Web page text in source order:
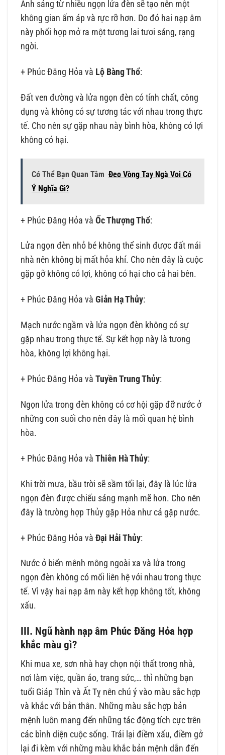
Ánh sáng từ nhiều ngọn lửa đèn sẽ tạo nên một
không gian ấm áp và rực rỡ hơn. Do đó hai nạp âm
này phối hợp mở ra một tương lai tươi sáng, rạng
ngời.
+ Phúc Đăng Hỏa và Lộ Bàng Thổ:
Đất ven đường và lửa ngọn đèn có tính chất, công
dụng và không có sự tương tác với nhau trong thực
tế. Cho nên sự gặp nhau này bình hòa, không có lợi
không có hại.
Có Thể Bạn Quan Tâm Đeo Vòng Tay Ngà Voi Có
Ý Nghĩa Gì?
+ Phúc Đăng Hỏa vàỐc Thượng Thổ:
Lửa ngọn đèn nhỏ bé không thể sinh được đất mái
nhà nên không bị mất hỏa khí. Cho nên đây là cuộc
gặp gỡ không có lợi, không có hại cho cả hai bên.
+ Phúc Đăng Hỏa vàGiản Hạ Thủy:
Mạch nước ngầm và lửa ngọn đèn không có sự
gặp nhau trong thực tế. Sự kết hợp này là tương
hòa, không lợi không hại.
+ Phúc Đăng Hỏa vàTuyền Trung Thủy:
Ngọn lửa trong đèn không có cơ hội gặp đỡ nước ở
những con suối cho nên đây là mối quan hệ bình
hòa.
+ Phúc Đăng Hỏa vàThiên Hà Thủy:
Khi trời mưa, bầu trời sẽ sầm tối lại, đây là lúc lửa
ngọn đèn được chiếu sáng mạnh mẽ hơn. Cho nên
đây là trường hợp Thủy gặp Hỏa như cá gặp nước.
+ Phúc Đăng Hỏa vàĐại Hải Thủy:
Nước ở biển mênh mông ngoài xa và lửa trong
ngọn đèn không có mối liên hệ với nhau trong thực
tế. Vì vậy hai nạp âm này kết hợp không tốt, không
xấu.
III. Ngũ hành nạp âm Phúc Đăng Hỏa hợp
khắc màu gì?
Khi mua xe, sơn nhà hay chọn nội thất trong nhà,
nơi làm việc, quần áo, trang sức,… thì những bạn
tuổi Giáp Thìn và Ất Tỵ nên chú ý vào màu sắc hợp
và khắc với bản thân. Những màu sắc hợp bản
mệnh luôn mang đến những tác động tích cực trên
các bình diện cuộc sống. Trái lại điềm xấu, điềm gở
lại đi kèm với những màu khắc bản mệnh dẫn đến